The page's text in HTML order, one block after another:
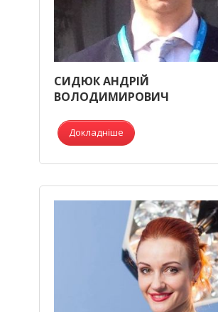
СИДЮК АНДРІЙ
ВОЛОДИМИРОВИЧ
Докладніше